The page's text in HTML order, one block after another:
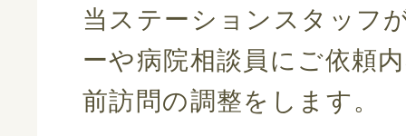
当ステーションスタッフ
ーや病院相談員にご依頼
前訪問の調整をします。